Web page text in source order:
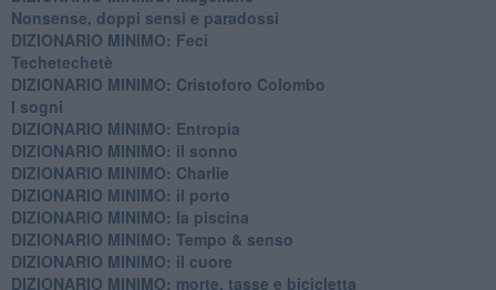
Nonsense, doppi sensi e paradossi
DIZIONARIO MINIMO: Feci
Techetechetè
DIZIONARIO MINIMO: Cristoforo Colombo
I sogni
DIZIONARIO MINIMO: Entropia
DIZIONARIO MINIMO: il sonno
DIZIONARIO MINIMO: Charlie
DIZIONARIO MINIMO: il porto
DIZIONARIO MINIMO: la piscina
DIZIONARIO MINIMO: Tempo & senso
DIZIONARIO MINIMO: il cuore
DIZIONARIO MINIMO: morte, tasse e bicicletta